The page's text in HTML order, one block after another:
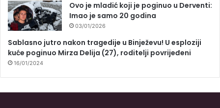
Ovo je mladić koji je poginuo u Derventi:
Imao je samo 20 godina
03/01/2026
Sablasno jutro nakon tragedije u Binježevu! U esploziji
kuće poginuo Mirza Delija (27), roditelji povrijeđeni
16/01/2024